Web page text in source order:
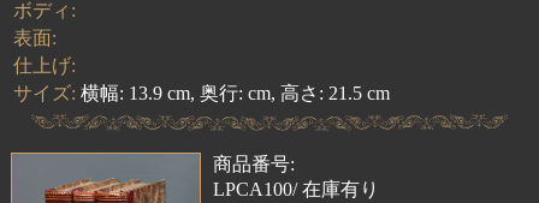
ボディ:
表面:
仕上げ:
サイズ: 横幅: 13.9 cm, 奥行: cm, 高さ: 21.5 cm
商品番号:
LPCA100/ 在庫有り